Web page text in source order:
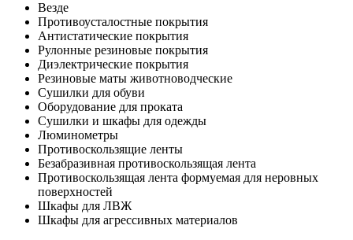
Везде
Противоусталостные покрытия
Антистатические покрытия
Рулонные резиновые покрытия
Диэлектрические покрытия
Резиновые маты животноводческие
Сушилки для обуви
Оборудование для проката
Сушилки и шкафы для одежды
Люминометры
Противоскользящие ленты
Безабразивная противоскользящая лента
Противоскользящая лента формуемая для неровных
поверхностей
Шкафы для ЛВЖ
Шкафы для агрессивных материалов